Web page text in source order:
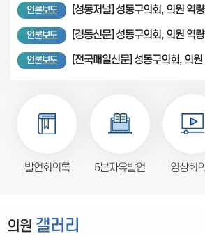
언론보도 [성동저널] 성동구의회, 의원 역량강화 2차 교육 실시…실무 역량 강화
언론보도 [경동신문] 성동구의회, 의원 역량강화 교육 본격 추진
언론보도 [전국매일신문] 성동구의회, 의원 역량교육…전문성·정책역량 강화
발언회의록 5분자유발언 영상회
의원 갤러리